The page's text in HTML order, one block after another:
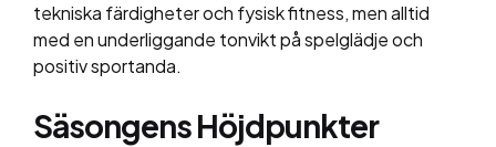
tekniska färdigheter och fysisk fitness, men alltid
med en underliggande tonvikt på spelglädje och
positiv sportanda.
Säsongens Höjdpunkter